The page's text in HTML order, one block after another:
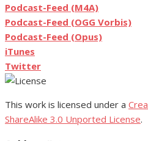
Podcast-Feed (M4A)
Podcast-Feed (OGG Vorbis)
Podcast-Feed (Opus)
iTunes
Twitter
This work is licensed under a
ShareAlike 3.0 Unported License.